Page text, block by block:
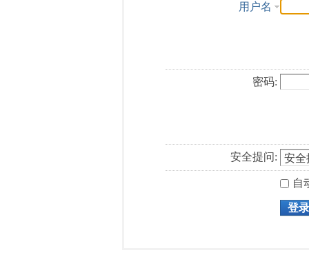
用户名
密码:
安全提问:
自
登录